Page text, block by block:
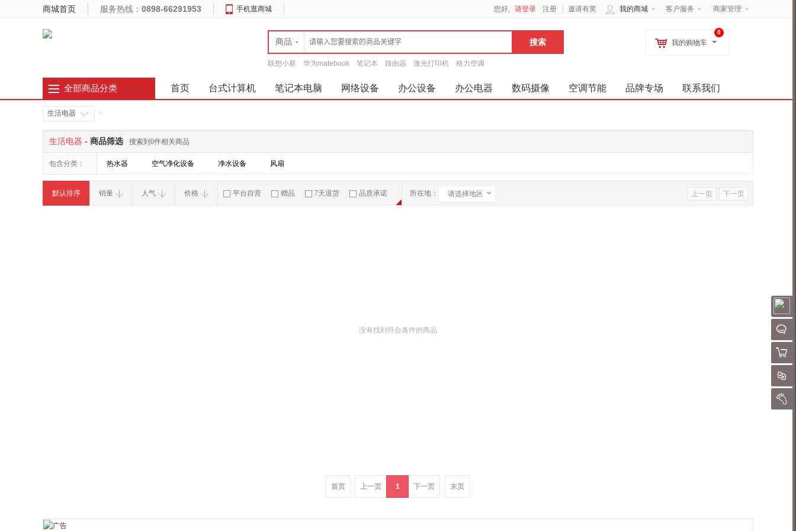
QQ
购物
对
我的
商城首页 服务热线： 0898-66291953 手机逛商城 客户服务 商家管理
我的商城
您好, 请登录 注册 邀请有奖
商品
联想小新 华为matebook 笔记本 路由器 激光打印机 格力空调
0
我的购物车
全部商品分类 首页 台式计算机 笔记本电脑 网络设备 办公设备 办公电器 数码摄像 空调节能 品牌专场 联系我们
生活电器 >
生活电器 - 商品筛选 搜索到0件相关商品
包含分类： 热水器 空气净化设备 净水设备 风扇
上一页 下一页
默认排序 销量 人气 价格 平台自营 赠品 7天退货 品质承诺 所在地： 请选择地区
没有找到符合条件的商品
首页 上一页 1 下一页 末页